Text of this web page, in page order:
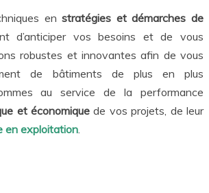
enstratégies et démarches de
d’anticiper vos besoins et de vous
robustes et innovantes afin de vous
de bâtiments de plus en plus
au service de la performance
et économique de vos projets, de leur
en exploitation.